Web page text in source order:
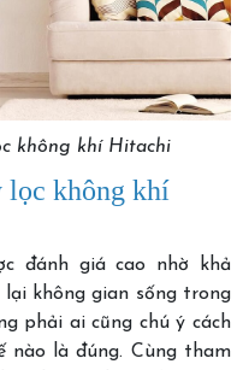
không khí Hitachi
lọc không khí
đánh giá cao nhờ khả
không gian sống trong
phải ai cũng chú ý cách
nào là đúng. Cùng tham